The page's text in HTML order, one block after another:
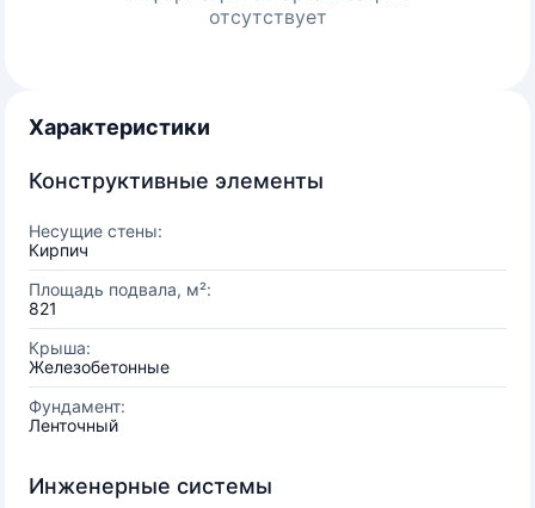
отсутствует
Характеристики
Конструктивные элементы
Несущие стены:
Кирпич
Площадь подвала, м²:
821
Крыша:
Железобетонные
Фундамент:
Ленточный
Инженерные системы